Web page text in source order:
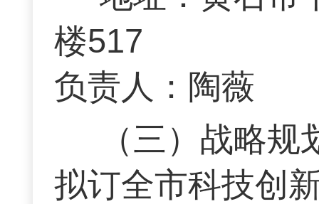
楼517 联
负责人：陶薇
（三）战略
拟订全市科技创